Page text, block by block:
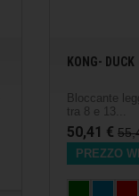
KONG- DUCK
Bloccante
tra 8 e 13...
50,41 €
PREZZO